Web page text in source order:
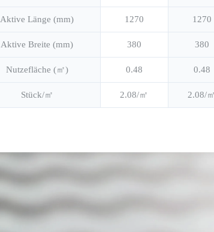
Aktive Länge (mm) 1270 1270
Aktive Breite (mm) 380 380
Nutzefläche (㎡) 0.48 0.48
Stück/㎡ 2.08/㎡ 2.08/㎡